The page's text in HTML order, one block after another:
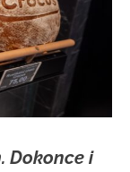
Dokonce i